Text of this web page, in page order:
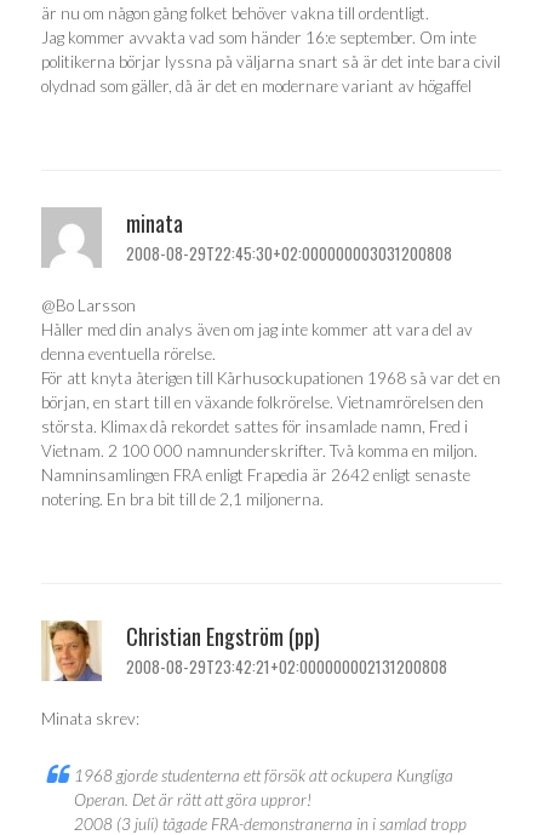
är nu om någon gång folket behöver vakna till ordentligt.
Jag kommer avvakta vad som händer 16:e september. Om inte
politikerna börjar lyssna på väljarna snart så är det inte bara civil
olydnad som gäller, då är det en modernare variant av högaffel
minata
2008-08-29T22:45:30+02:000000003031200808
@Bo Larsson
Håller med din analys även om jag inte kommer att vara del av
denna eventuella rörelse.
För att knyta återigen till Kårhusockupationen 1968 så var det en
början, en start till en växande folkrörelse. Vietnamrörelsen den
största. Klimax då rekordet sattes för insamlade namn, Fred i
Vietnam. 2 100 000 namnunderskrifter. Två komma en miljon.
Namninsamlingen FRA enligt Frapedia är 2642 enligt senaste
notering. En bra bit till de 2,1 miljonerna.
Christian Engström (pp)
2008-08-29T23:42:21+02:000000002131200808
Minata skrev:
1968 gjorde studenterna ett försök att ockupera Kungliga
Operan. Det är rätt att göra uppror!
2008 (3 juli) tågade FRA-demonstranerna in i samlad tropp